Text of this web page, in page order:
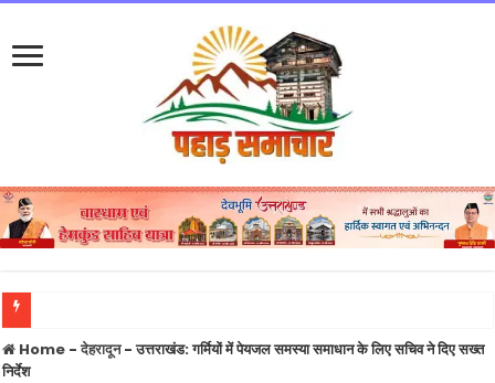
फुकेट-दिल्ली उड़ान के पायलट का डोप टेस्ट पॉजिटिव होने का दावा, एयर इंडिया ने नहीं की पुष्टि
Home - देहरादून- उत्तराखंड: गर्मियों में पेयजल समस्या समाधान के लिए सचिव ने दिए सख्त
निर्देश